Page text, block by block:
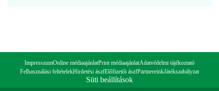
ImpresszumOnline médiaajánlatPrint médiaajánlatAdatvédelmi tájékoztató
Felhasználási feltételekHirdetési ászfElőfizetői ászfPartnereinkJátékszabályzat
Süti beállítások